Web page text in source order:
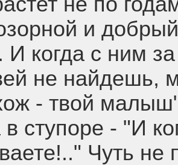
и
когда с ним за
не найдешь,
- твой
ступоре - "И
Чуть не